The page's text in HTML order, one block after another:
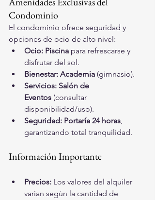
Condominio
El condominio ofrece seguridad y
opciones de ocio de alto nivel:
Ocio: Piscina para refrescarse y
disfrutar del sol.
Bienestar: Academia (gimnasio).
Servicios: Salón de
Eventos (consultar
disponibilidad/uso).
Seguridad: Portaría 24 horas,
garantizando total tranquilidad.
Información Importante
Precios: Los valores del alquiler
varían según la cantidad de